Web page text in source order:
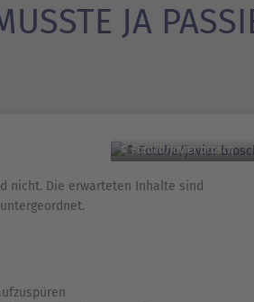
JA
© Fotolia/javier brosch
nicht. Die erwarteten Inhalte sind